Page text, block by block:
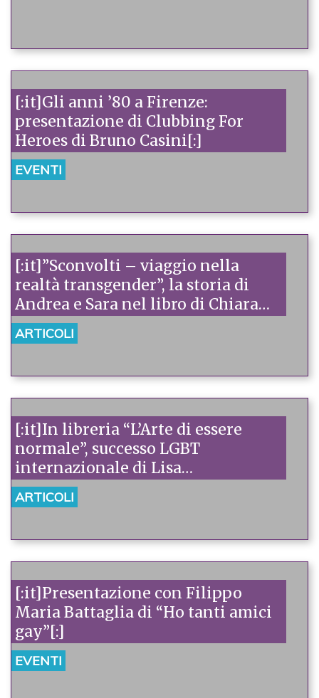
[:it]Gli anni ’80 a Firenze:
presentazione di Clubbing For
Heroes di Bruno Casini[:]
EVENTI
[:it]”Sconvolti – viaggio nella
realtà transgender”, la storia di
Andrea e Sara nel libro di Chiara
Dalle Luche e Roberta Rosin[:]
ARTICOLI
[:it]In libreria “L’Arte di essere
normale”, successo LGBT
internazionale di Lisa
Williamson[:]
ARTICOLI
[:it]Presentazione con Filippo
Maria Battaglia di “Ho tanti amici
gay”[:]
EVENTI